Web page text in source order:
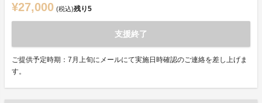
¥27,000 (税込)残り5
支援終了
ご提供予定時期：7月上旬にメールにて実施日時確認のご連絡を差し上げま
す。